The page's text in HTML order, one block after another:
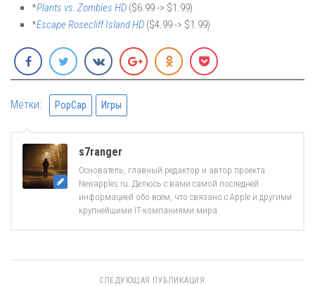
*Plants vs. Zombies HD ($6.99 -> $1.99)
*Escape Rosecliff Island HD ($4.99 -> $1.99)
Метки: PopCap Игры
s7ranger
Основатель, главный редактор и автор проекта
Newapples.ru. Делюсь с вами самой последней
информацией обо всём, что связано с Apple и другими
крупнейшими IT-компаниями мира.
СЛЕДУЮЩАЯ ПУБЛИКАЦИЯ